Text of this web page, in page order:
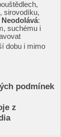
sirovodíku,
Neodolává:
suchému i
dobu i mimo
podmínek
z